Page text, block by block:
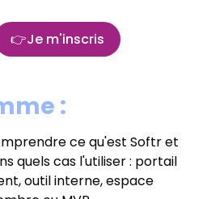
Je m'inscris
:
ce qu'est Softr et
quels cas l'utiliser : portail
outil interne, espace